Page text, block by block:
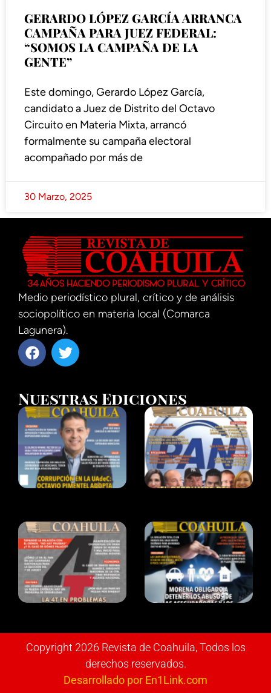
GERARDO LÓPEZ GARCÍA ARRANCA
CAMPAÑA PARA JUEZ FEDERAL:
“SOMOS LA CAMPAÑA DE LA
GENTE”
Este domingo, Gerardo López García,
candidato a Juez de Distrito del Octavo
Circuito en Materia Mixta, arrancó
formalmente su campaña electoral
acompañado por más de
30 Marzo, 2025
Medio periodístico plural, crítico y de análisis
sociopolítico en materia local (Comarca
Lagunera).
Nuestras Ediciones
Copyright 2026 Revista de Coahuila, Todos los
derechos reservados.
Desarrollado por En1Link.com